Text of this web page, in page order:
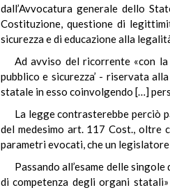
dall’Avvocatura generale dello
Costituzione, questione di
sicurezza e di educazione alla
Ad avviso del ricorrente «con
pubblico e sicurezza’ - riservata
statale in esso coinvolgendo […]
La legge contrasterebbe perciò
del medesimo art. 117 Cost., oltre
parametri evocati, che un
Passando all’esame delle
di competenza degli organi